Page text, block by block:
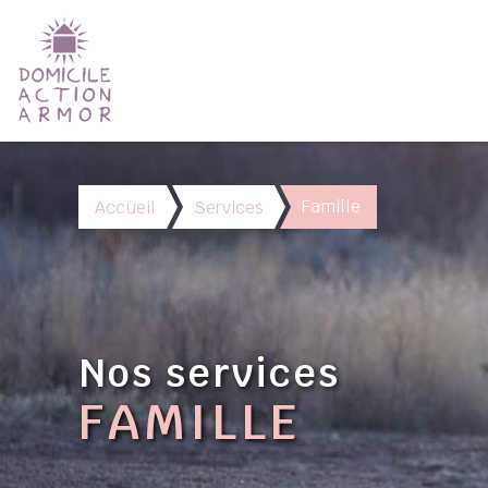
Accueil Services Famille
Nos services
FAMILLE